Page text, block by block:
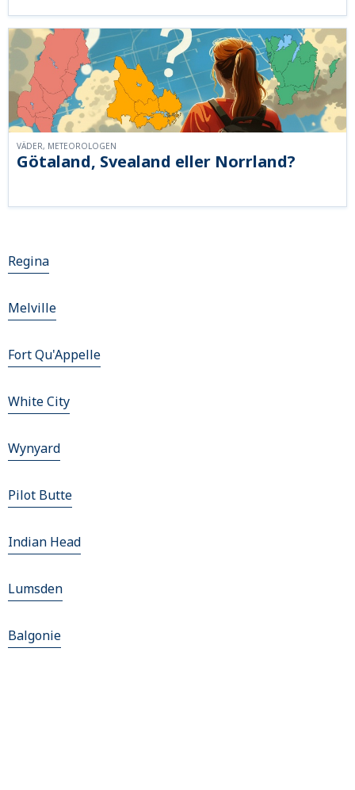
Götaland, Svealand eller Norrland?
VÄDER, METEOROLOGEN
Regina
Melville
Fort Qu'Appelle
White City
Wynyard
Pilot Butte
Indian Head
Lumsden
Balgonie